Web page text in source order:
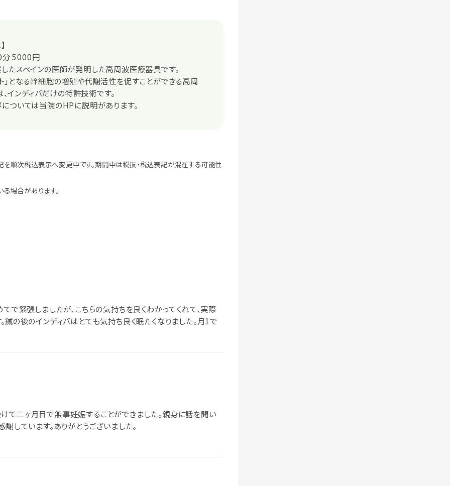
分 5000円
たスペインの医師が発明した高周波医療器具です。
」となる幹細胞の増殖や代謝活性を促すことができる高周
インディバだけの特許技術です。
ついては当院のHPに説明があります。
順次税込表示へ変更中です。期間中は税抜・税込表記が混在する可能性
場合があります。
で緊張しましたが、こちらの気持ちを良くわかってくれて、実際
鍼の後のインディバはとても気持ち良く眠たくなりました。月1で
て二ヶ月目で無事妊娠することができました。親身に話を聞い
しています。ありがとうございました。